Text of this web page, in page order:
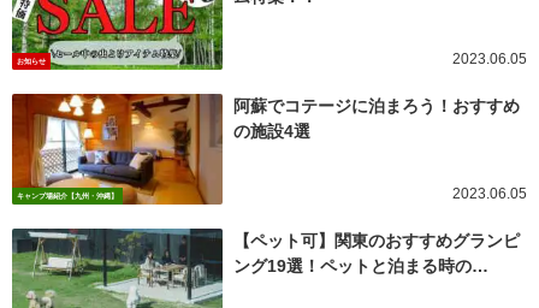
お知らせ 2023.06.05
キャンプ場紹介【九州・沖縄】
阿蘇でコテージに泊まろう！おすすめ
の施設4選
2023.06.05
【ペット可】関東のおすすめグランピ
ング19選！ペットと泊まる時の…